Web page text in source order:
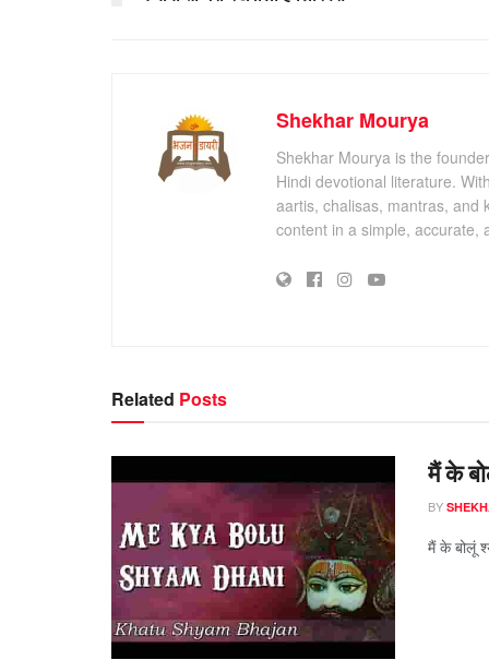
Shekhar Mourya
Shekhar Mourya is the
Hindi devotional literature.
aartis, chalisas, mantras, and
content in a simple, accurate,
Related Posts
मैं के
BY
मैं के बोलूं